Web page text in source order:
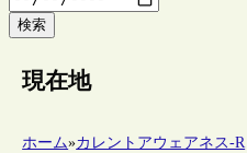
検索
現在地
ホーム»カレントアウェアネス-R